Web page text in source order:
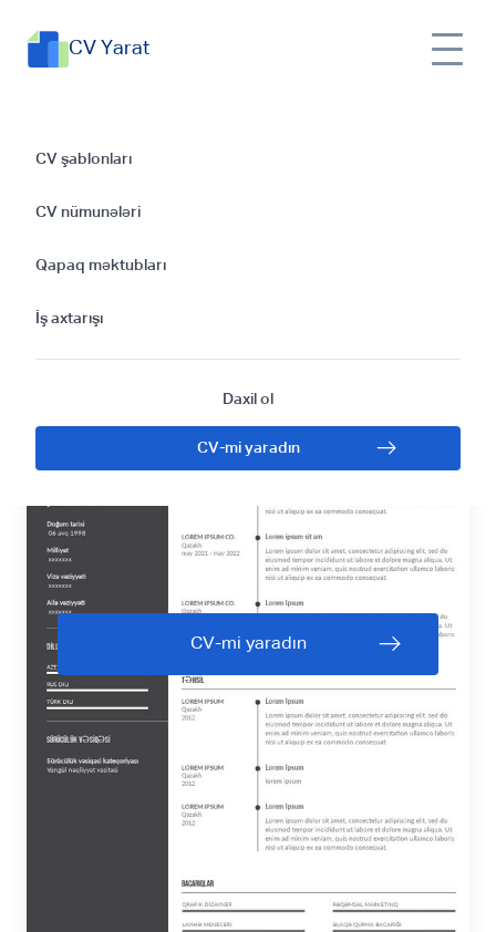
CV Yarat
CV şablonları
CV nümunələri
Qapaq məktubları
İş axtarışı
Daxil ol
CV-mi yaradın
Filosofun CV'sinin
Hazırlanması:
Praktiki Məsləhətlər
CV-mi yaradın